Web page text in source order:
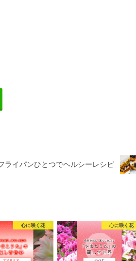
イパンひとつでヘルシーレシピ
心に咲く花 心に咲く花